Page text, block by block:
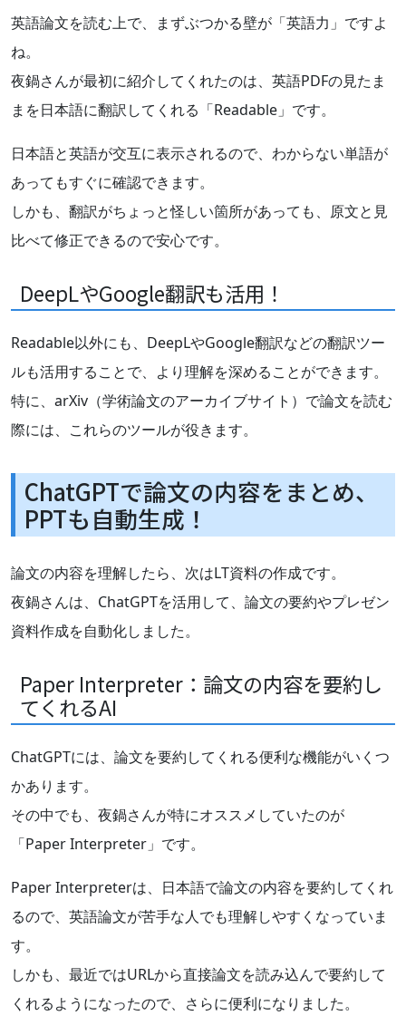
英語論文を読む上で、まずぶつかる壁が「英語力」ですよ
ね。
夜鍋さんが最初に紹介してくれたのは、英語PDFの見たま
まを日本語に翻訳してくれる「Readable」です。
日本語と英語が交互に表示されるので、わからない単語が
あってもすぐに確認できます。
しかも、翻訳がちょっと怪しい箇所があっても、原文と見
比べて修正できるので安心です。
DeepLやGoogle翻訳も活用！
Readable以外にも、DeepLやGoogle翻訳などの翻訳ツー
ルも活用することで、より理解を深めることができます。
特に、arXiv（学術論文のアーカイブサイト）で論文を読む
際には、これらのツールが役きます。
ChatGPTで論文の内容をまとめ、
PPTも自動生成！
論文の内容を理解したら、次はLT資料の作成です。
夜鍋さんは、ChatGPTを活用して、論文の要約やプレゼン
資料作成を自動化しました。
Paper Interpreter：論文の内容を要約し
てくれるAI
ChatGPTには、論文を要約してくれる便利な機能がいくつ
かあります。
その中でも、夜鍋さんが特にオススメしていたのが
「Paper Interpreter」です。
Paper Interpreterは、日本語で論文の内容を要約してくれ
るので、英語論文が苦手な人でも理解しやすくなっていま
す。
しかも、最近ではURLから直接論文を読み込んで要約して
くれるようになったので、さらに便利になりました。